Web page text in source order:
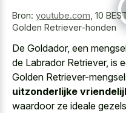
Bron: youtube.com 10
Golden Retriever-honden
De Goldador, een
de Labrador Retriever, is
Golden Retriever-
uitzonderlijke
waardoor ze ideale